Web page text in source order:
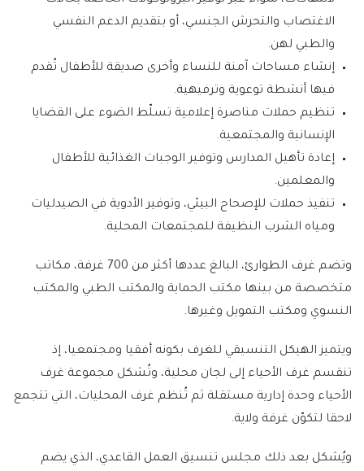
الاغتصاب والتحرش الجنسي، أو بتقديم الدعم النفسي
والطبي لهن.
إنشاء مساحات آمنة للنساء وأخرى صديقة للأطفال تُقدم
فيها أنشطة توعوية وترفيهية.
تنظيم حملات مناصرة إعلامية تسلّط الضوء على القضايا
الإنسانية والمجتمعية.
إعادة تأهيل المدارس وتوفير الوجبات الغذائية للأطفال
والمعلمين.
تنفيذ حملات للإصحاح البيئي، وتوفير الأدوية في الصيدليات
ومياه الشرب النظيفة للمجتمعات المحلية.
وتضم غرف الطوارئ، البالغ عددها أكثر من 700 غرفة، مكاتب
متخصصة من بينها مكتب الحماية والمكتب الطبي والمكتب
النسوي ومكتب التمويل وغيرها.
ويتميز الهيكل التنسيقي للغرف بكونه أفقيا ومجتمعيا، إذ
تنقسم غرف الأحياء إلى لجان محلية، وتُشكل مجموعة غرف
الأحياء وحدة إدارية مستقلة ثم تُنظم غرف المحليات، التي تتجمع
لاحقا لتكوّن غرفة ولاية.
ويُشكل بعد ذلك مجلس تنسيق العمل القاعدي، الذي يضم